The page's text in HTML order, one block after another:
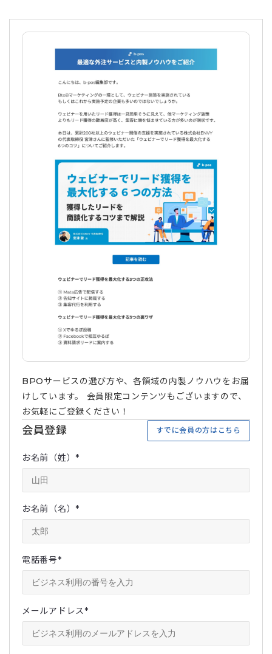
BPOサービスの選び方や、各領域の内製ノウハウをお届
けしています。 会員限定コンテンツもございますので、
お気軽にご登録ください！
会員登録 すでに会員の方はこちら
お名前（姓）*
お名前（名）*
電話番号*
メールアドレス*